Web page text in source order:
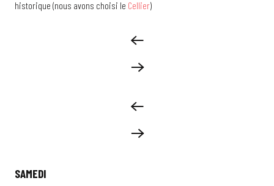
historique (nous avons choisi le Cellier)
SAMEDI